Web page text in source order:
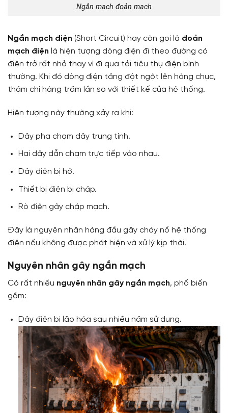
Ngắn mạch đoản mạch
Ngắn mạch điện (Short Circuit) hay còn gọi là đoản
mạch điện là hiện tượng dòng điện đi theo đường có
điện trở rất nhỏ thay vì đi qua tải tiêu thụ điện bình
thường. Khi đó dòng điện tăng đột ngột lên hàng chục,
thậm chí hàng trăm lần so với thiết kế của hệ thống.
Hiện tượng này thường xảy ra khi:
Dây pha chạm dây trung tính.
Hai dây dẫn chạm trực tiếp vào nhau.
Dây điện bị hở.
Thiết bị điện bị chập.
Rò điện gây chập mạch.
Đây là nguyên nhân hàng đầu gây cháy nổ hệ thống
điện nếu không được phát hiện và xử lý kịp thời.
Nguyên nhân gây ngắn mạch
Có rất nhiều nguyên nhân gây ngắn mạch, phổ biến
gồm:
Dây điện bị lão hóa sau nhiều năm sử dụng.